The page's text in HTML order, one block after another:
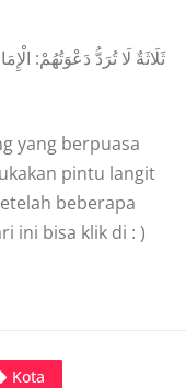
ثَلَاثَةٌ لَا تُرَدُّ دَعْوَتُهُمْ:
yang berpuasa
pintu langit
beberapa
ini bisa klik di : )
Kota